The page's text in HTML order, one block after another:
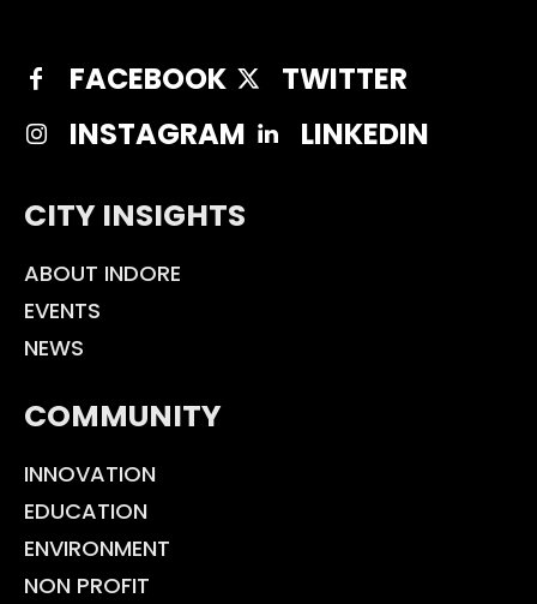
FACEBOOK
TWITTER
INSTAGRAM
LINKEDIN
CITY INSIGHTS
ABOUT INDORE
EVENTS
NEWS
COMMUNITY
INNOVATION
EDUCATION
ENVIRONMENT
NON PROFIT